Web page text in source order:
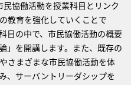
協働活動を授業科目とリンク
教育を強化していくことで
目の中で、市民協働活動の概要
」を開講します。また、既存の
さまざまな市民協働活動を体
、サーバントリーダシップを